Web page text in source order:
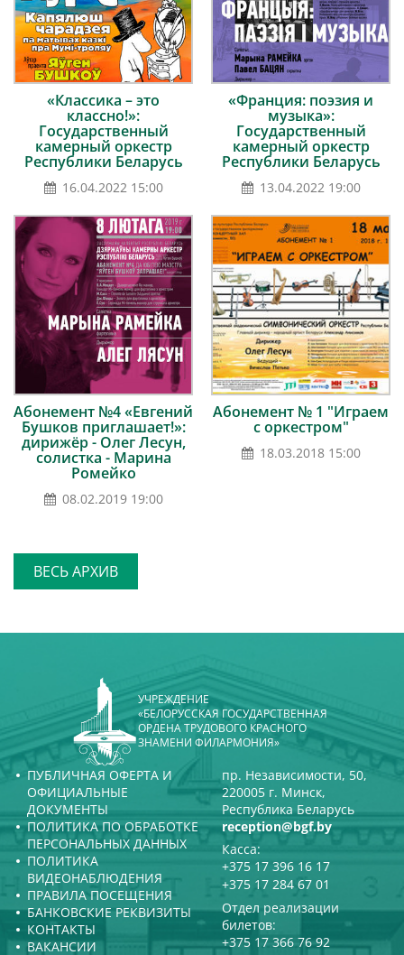
«Классика – это
классно!»:
Государственный
камерный оркестр
Республики Беларусь
16.04.2022 15:00
«Франция: поэзия и
музыка»:
Государственный
камерный оркестр
Республики Беларусь
13.04.2022 19:00
Абонемент №4 «Евгений
Бушков приглашает!»:
дирижёр - Олег Лесун,
солистка - Марина
Ромейко
08.02.2019 19:00
Абонемент № 1 "Играем
с оркестром"
18.03.2018 15:00
ВЕСЬ АРХИВ
УЧРЕЖДЕНИЕ
«БЕЛОРУССКАЯ ГОСУДАРСТВЕННАЯ
ОРДЕНА ТРУДОВОГО КРАСНОГО
ЗНАМЕНИ ФИЛАРМОНИЯ»
ПУБЛИЧНАЯ ОФЕРТА И
ОФИЦИАЛЬНЫЕ
ДОКУМЕНТЫ
ПОЛИТИКА ПО ОБРАБОТКЕ
ПЕРСОНАЛЬНЫХ ДАННЫХ
ПОЛИТИКА
ВИДЕОНАБЛЮДЕНИЯ
ПРАВИЛА ПОСЕЩЕНИЯ
БАНКОВСКИЕ РЕКВИЗИТЫ
КОНТАКТЫ
ВАКАНСИИ
пр. Независимости, 50,
220005 г. Минск,
Республика Беларусь
reception@bgf.by
Касса:
+375 17 396 16 17
+375 17 284 67 01
Отдел реализации
билетов:
+375 17 366 76 92